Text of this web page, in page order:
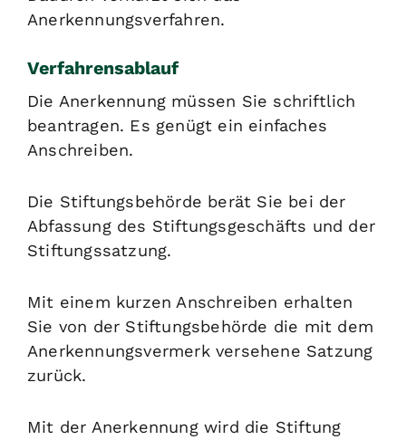
Anerkennungsverfahren.
Verfahrensablauf
Die Anerkennung müssen Sie schriftlich
beantragen. Es genügt ein einfaches
Anschreiben.
Die Stiftungsbehörde berät Sie bei der
Abfassung des Stiftungsgeschäfts und der
Stiftungssatzung.
Mit einem kurzen Anschreiben erhalten
Sie von der Stiftungsbehörde die mit dem
Anerkennungsvermerk versehene Satzung
zurück.
Mit der Anerkennung wird die Stiftung